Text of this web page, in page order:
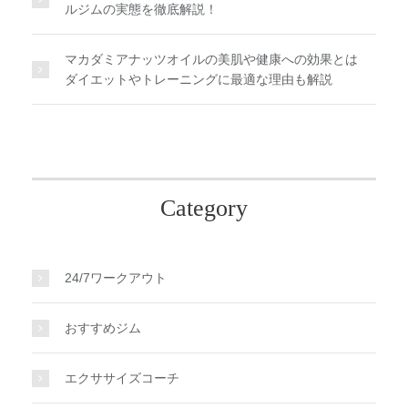
ルジムの実態を徹底解説！
マカダミアナッツオイルの美肌や健康への効果とは
ダイエットやトレーニングに最適な理由も解説
Category
24/7ワークアウト
おすすめジム
エクササイズコーチ